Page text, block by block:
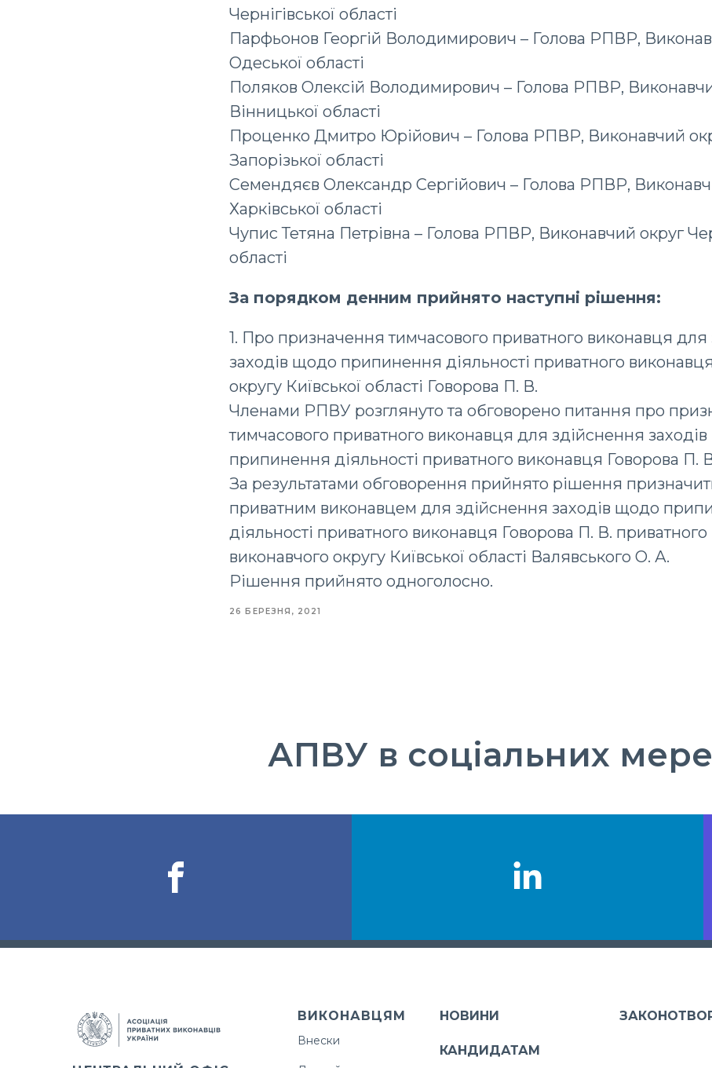
Чернігівської області
Парфьонов Георгій Володимирович – Голова РПВР,
Одеської області
Поляков Олексій Володимирович – Голова РПВР,
Вінницької області
Проценко Дмитро Юрійович – Голова РПВР, Виконавчий
Запорізької області
Семендяєв Олександр Сергійович – Голова РПВР,
Харківської області
Чупис Тетяна Петрівна – Голова РПВР, Виконавчий округ
області
За порядком денним прийнято наступні рішення:
1. Про призначення тимчасового приватного виконавця для
заходів щодо припинення діяльності приватного
округу Київської області Говорова П. В.
Членами РПВУ розглянуто та обговорено питання про
тимчасового приватного виконавця для здійснення
припинення діяльності приватного виконавця Говорова П.
За результатами обговорення прийнято рішення
приватним виконавцем для здійснення заходів щодо
діяльності приватного виконавця Говорова П. В.
виконавчого округу Київської області Валявського О. А.
Рішення прийнято одноголосно.
26 БЕРЕЗНЯ, 2021
АПВУ в соціальних
ВИКОНАВЦЯМ
Внески
НОВИНИ
КАНДИДАТАМ